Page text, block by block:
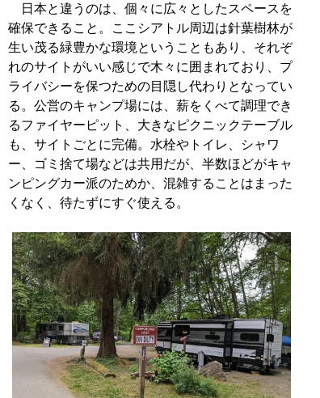
日本と違うのは、個々に広々としたスペースを
確保できること。ここシアトル周辺は針葉樹林が
生い茂る緑豊かな環境ということもあり、それぞ
れのサイトがいい感じで木々に囲まれており、プ
ライバシーを保つための目隠し代わりとなってい
る。公営のキャンプ場には、薪をくべて調理でき
るファイヤーピット、大きなピクニックテーブル
も、サイトごとに完備。水栓やトイレ、シャワ
ー、ゴミ捨て場などは共用だが、半数ほどがキャ
ンピングカー派のためか、混雑することはまった
くなく、待たずにすぐ使える。